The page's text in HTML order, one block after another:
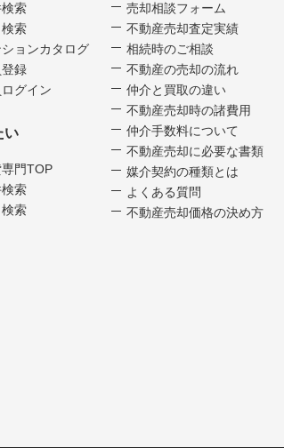
索
索
ョンカタログ
録
グイン
い
門TOP
索
索
売却相談フォーム
不動産売却査定実績
相続時のご相談
不動産の売却の流れ
仲介と買取の違い
不動産売却時の諸費用
仲介手数料について
不動産売却に必要な書類
媒介契約の種類とは
よくある質問
不動産売却価格の決め方